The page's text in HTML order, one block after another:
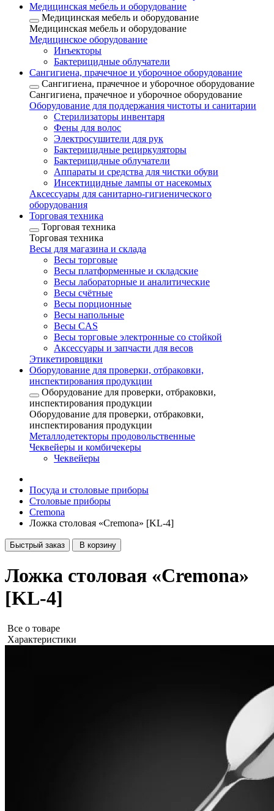
Медицинская мебель и оборудование
Медицинская мебель и оборудование
Медицинская мебель и оборудование
Медицинское оборудование
Инъекторы
Бактерицидные облучатели
Сангигиена, прачечное и уборочное оборудование
Сангигиена, прачечное и уборочное оборудование
Сангигиена, прачечное и уборочное оборудование
Оборудование для поддержания чистоты и санитарии
Стерилизаторы инвентаря
Фены для волос
Электросушители для рук
Бактерицидные рециркуляторы
Бактерицидные облучатели
Аппараты и средства для чистки обуви
Инсектицидные лампы от насекомых
Аксессуары для санитарно-гигиенического
оборудования
Торговая техника
Торговая техника
Торговая техника
Весы для магазина и склада
Весы торговые
Весы платформенные и складские
Весы лабораторные и аналитические
Весы счётные
Весы порционные
Весы напольные
Весы CAS
Весы торговые электронные со стойкой
Аксессуары и запчасти для весов
Этикетировщики
Оборудование для проверки, отбраковки,
инспектирования продукции
Оборудование для проверки, отбраковки,
инспектирования продукции
Оборудование для проверки, отбраковки,
инспектирования продукции
Металлодетекторы продовольственные
Чеквейеры и комбичекеры
Чеквейеры
Посуда и столовые приборы
Столовые приборы
Cremona
Ложка столовая «Cremona» [KL-4]
Быстрый заказ В корзину
Ложка столовая «Cremona»
[KL-4]
Все о товаре
Характеристики